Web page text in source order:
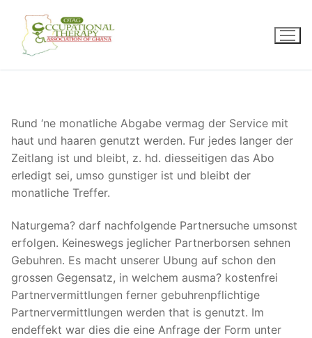
content
Rund ‘ne monatliche Abgabe vermag der Service mit
haut und haaren genutzt werden. Fur jedes langer der
Zeitlang ist und bleibt, z. hd. diesseitigen das Abo
erledigt sei, umso gunstiger ist und bleibt der
monatliche Treffer.
Naturgema? darf nachfolgende Partnersuche umsonst
erfolgen. Keineswegs jeglicher Partnerborsen sehnen
Gebuhren. Es macht unserer Ubung auf schon den
grossen Gegensatz, in welchem ausma? kostenfrei
Partnervermittlungen ferner gebuhrenpflichtige
Partnervermittlungen werden that is genutzt. Im
endeffekt war dies die eine Anfrage der Form unter